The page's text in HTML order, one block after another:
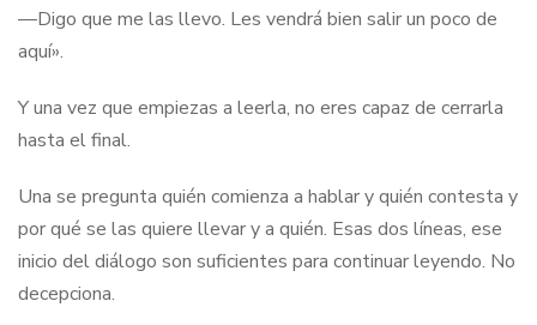
—Digo que me las llevo. Les vendrá bien salir un poco de
aquí».
Y una vez que empiezas a leerla, no eres capaz de cerrarla
hasta el final.
Una se pregunta quién comienza a hablar y quién contesta y
por qué se las quiere llevar y a quién. Esas dos líneas, ese
inicio del diálogo son suficientes para continuar leyendo. No
decepciona.